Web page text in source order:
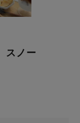
スノー